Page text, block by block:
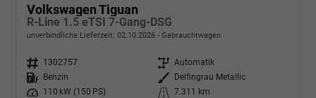
Volkswagen Tiguan
R-Line 1.5 eTSI 7-Gang-DSG
unverbindliche Lieferzeit: 02.10.2026 Gebrauchtwagen
Fahrzeugnr. 1302757 Getriebe Automatik
Kraftstoff
Benzin Außenfarbe
Delfingrau Metallic
Leistung
110 kW (150 PS) Kilometerstand
7.311 km